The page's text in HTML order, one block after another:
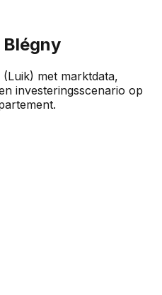
Blégny
(Luik) met marktdata,
investeringsscenario op